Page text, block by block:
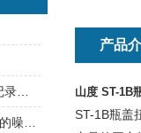
产品
山度 ST-1B
ST-1B瓶盖